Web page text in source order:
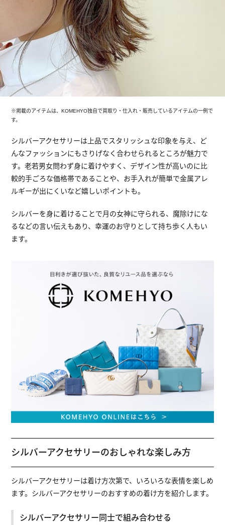
※掲載のアイテムは、KOMEHYO独自で買取り・仕入れ・販売しているアイテムの一例で
す。
シルバーアクセサリーは上品でスタリッシュな印象を与え、ど
んなファッションにもさりげなく合わせられるところが魅力で
す。老若男女問わず身に着けやすく、デザイン性が高いのに比
較的手ごろな価格帯であることや、お手入れが簡単で金属アレ
ルギーが出にくいなど嬉しいポイントも。
シルバーを身に着けることで月の女神に守られる、魔除けにな
るなどの言い伝えもあり、幸運のお守りとして持ち歩く人もい
ます。
シルバーアクセサリーのおしゃれな楽しみ方
シルバーアクセサリーは着け方次第で、いろいろな表情を楽しめ
ます。シルバーアクセサリーのおすすめの着け方を紹介します。
シルバーアクセサリー同士で組み合わせる